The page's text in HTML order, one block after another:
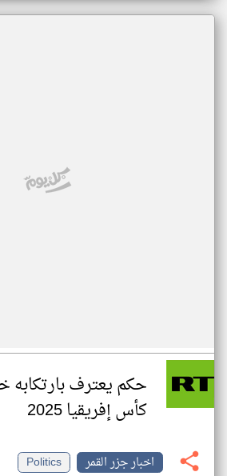
حكم يعترف بارتكابه
كأس إفريقيا 2025
اخبار جزر القمر
Politics